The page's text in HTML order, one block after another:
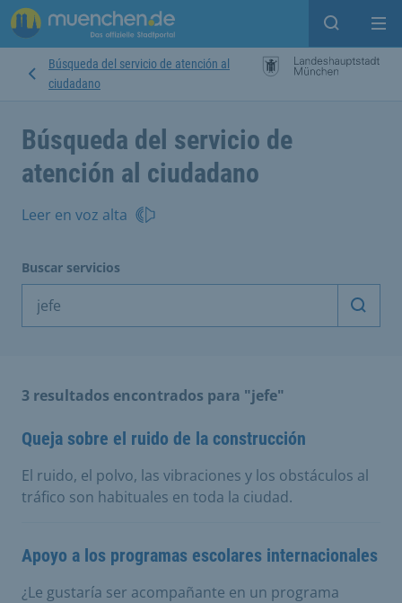
Open
Búsqueda del servicio de atención al
ciudadano
Búsqueda del servicio de
atención al ciudadano
Leer en voz alta
Buscar servicios
3 resultados encontrados para "jefe"
Queja sobre el ruido de la construcción
El ruido, el polvo, las vibraciones y los obstáculos al
tráfico son habituales en toda la ciudad.
Apoyo a los programas escolares internacionales
¿Le gustaría ser acompañante en un programa